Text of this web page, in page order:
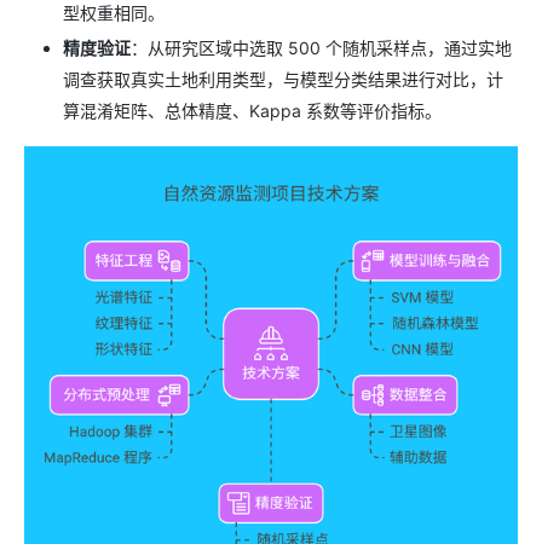
型权重相同。
精度验证：从研究区域中选取 500 个随机采样点，通过实地
调查获取真实土地利用类型，与模型分类结果进行对比，计
算混淆矩阵、总体精度、Kappa 系数等评价指标。